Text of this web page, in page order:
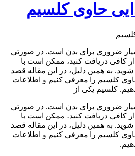
حاوی کلسیم
ضروری برای بدن است. در صورتی
کافی دریافت کنید، ممکن است با
به همین دلیل، در این مقاله قصد
کلسیم را معرفی کنیم و اطلاعات
کلسیم یکی از
ضروری برای بدن است. در صورتی
کافی دریافت کنید، ممکن است با
به همین دلیل، در این مقاله قصد
کلسیم را معرفی کنیم و اطلاعات